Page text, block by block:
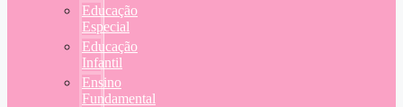
Educação
Especial
Educação
Infantil
Ensino
Fundamental